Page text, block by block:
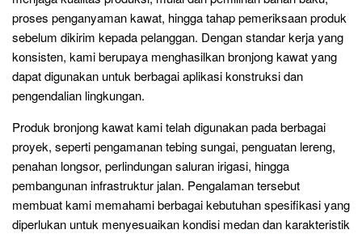
proses penganyaman kawat, hingga tahap pemeriksaan produk
sebelum dikirim kepada pelanggan. Dengan standar kerja yang
konsisten, kami berupaya menghasilkan bronjong kawat yang
dapat digunakan untuk berbagai aplikasi konstruksi dan
pengendalian lingkungan.
Produk bronjong kawat kami telah digunakan pada berbagai
proyek, seperti pengamanan tebing sungai, penguatan lereng,
penahan longsor, perlindungan saluran irigasi, hingga
pembangunan infrastruktur jalan. Pengalaman tersebut
membuat kami memahami berbagai kebutuhan spesifikasi yang
diperlukan untuk menyesuaikan kondisi medan dan karakteristik